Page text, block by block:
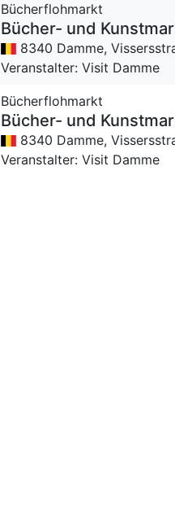
Bücherflohmarkt
Bücher- und
8340 Damme,
Veranstalter: Visit Damme
Bücherflohmarkt
Bücher- und
8340 Damme,
Veranstalter: Visit Damme